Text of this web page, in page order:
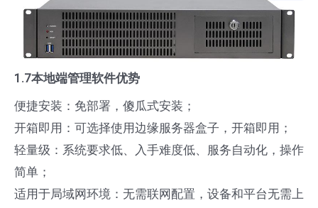
1.7本地端管理软件优势
便捷安装：免部署，傻瓜式安装；
开箱即用：可选择使用边缘服务器盒子，开箱即用；
轻量级：系统要求低、入手难度低、服务自动化，操作
简单；
适用于局域网环境：无需联网配置，设备和平台无需上